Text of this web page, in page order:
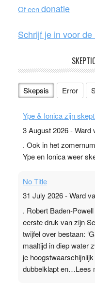
k
Of eendonatie
Schrijf je in voor
Skepsis Error
Ype & Ionica zijn
3 August 2026-Ward
. Ook in het
Ype en Ionica weer
No Title
31 July 2026-Ward
. Robert Baden-
eerste druk van zijn
twijfel over bestaan:
maaltijd in diep water
je
dubbelklapt en…Lees